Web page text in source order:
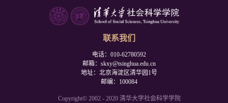
联系我们
电话：010-62780592
邮箱：skxy@tsinghua.edu.cn
地址：北京海淀区清华园1号
邮编：100084
Copyright© 2002 - 2020 清华大学社会科学学院